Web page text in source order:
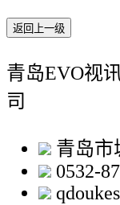
返回上一级
青岛EVO视
司
青岛市
0532-